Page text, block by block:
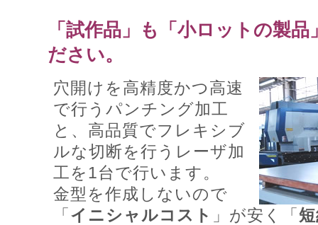
「試作品」も「小ロットの製
ださい。
穴開けを高精度かつ高速
で行うパンチング加工
と、高品質でフレキシブ
ルな切断を行うレーザ加
工を1台で行います。
金型を作成しないので
「イニシャルコスト 」が安く「